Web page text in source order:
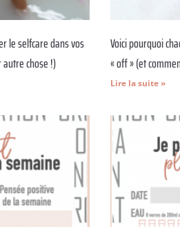
le selfcare dans vos
chose !)
Voici pourquoi
« off » (et
Lire la suite »